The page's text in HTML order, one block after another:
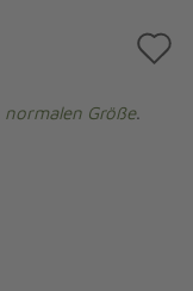
normalen Größe.